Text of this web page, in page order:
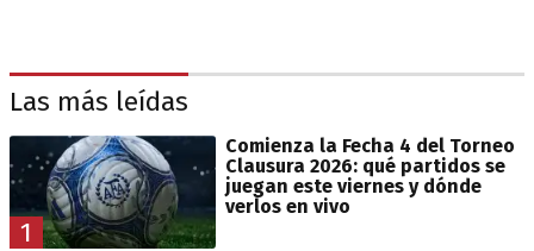
Las más leídas
1
Comienza la Fecha 4 del Torneo
Clausura 2026: qué partidos se
juegan este viernes y dónde
verlos en vivo